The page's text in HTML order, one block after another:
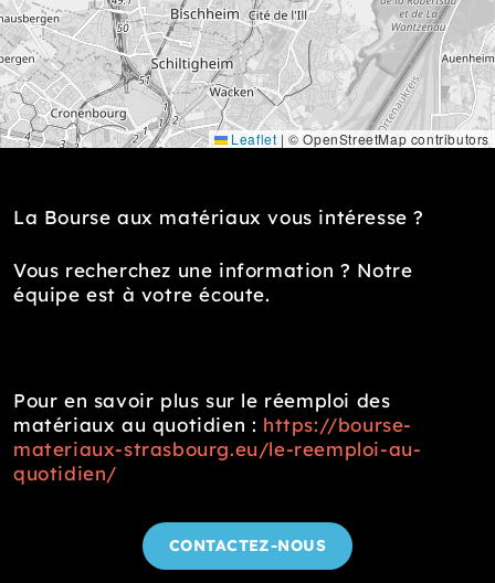
Leaflet | © OpenStreetMap contributors
La Bourse aux matériaux vous intéresse ?
Vous recherchez une information ? Notre
équipe est à votre écoute.
Pour en savoir plus sur le réemploi des
matériaux au quotidien : https://bourse-
materiaux-strasbourg.eu/le-reemploi-au-
quotidien/
CONTACTEZ-NOUS